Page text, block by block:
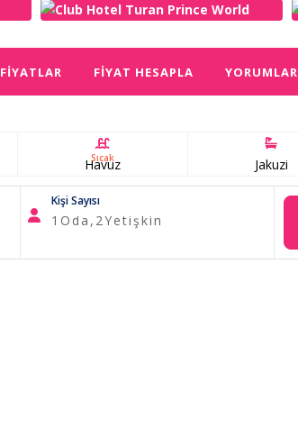
FIYATLAR FIYAT HESAPLA YORUMLAR
Sıcak
Havuz Jakuzi
Kişi Sayısı
1 Oda, 2Yetişkin